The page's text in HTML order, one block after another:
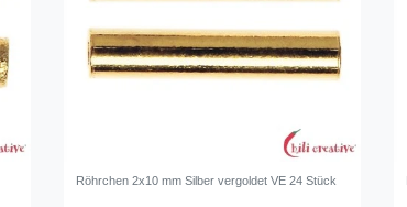
Röhrchen 2x10 mm Silber vergoldet VE 24 Stück